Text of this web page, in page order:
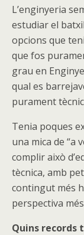
L’enginyeria
estudiar el
opcions que
que fos
grau en
qual es
purament
Tenia poques
una mica de “a
complir això
tècnica, amb
contingut més
perspectiva
Quins records